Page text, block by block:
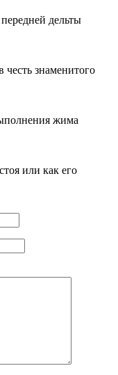
дельты
знаменитого
жима
или как его